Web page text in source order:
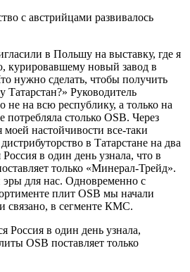
с австрийцами развивалось
в Польшу на выставку, где я
курировавшему новый завод в
нужно сделать, чтобы получить
Татарстан?» Руководитель
не на всю республику, а только на
потребляла столько OSB. Через
моей настойчивости все-таки
в Татарстане на два
в один день узнала, что в
только «Минерал-Трейд».
для нас. Одновременно с
плит OSB мы начали
связано, в сегменте КМС.
Россия в один день узнала,
OSB поставляет только